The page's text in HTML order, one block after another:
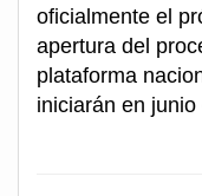
oficialmente el
apertura del
plataforma
iniciarán en